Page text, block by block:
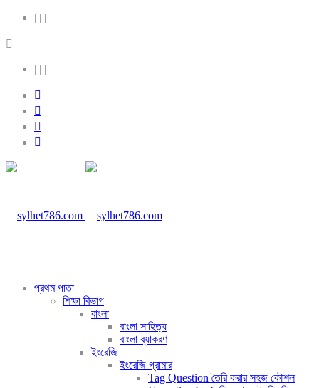
| | |
| | |
প্রথম পাতা
শিক্ষা বিভাগ
বাংলা
বাংলা সাহিত্য
বাংলা ব্যাকরণ
ইংরেজি
ইংরেজি গ্রামার
Tag Question তৈরি করার সহজ কৌশল